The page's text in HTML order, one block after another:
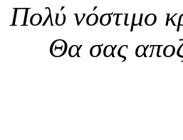
Πολύ νόστιμο
Θα σας